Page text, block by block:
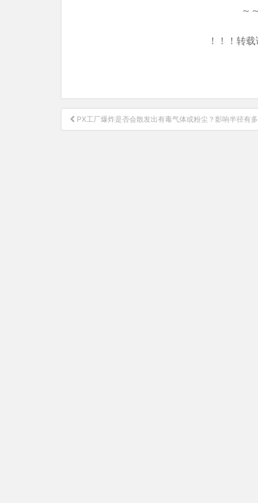
～
！！！转
文
章
PX工厂爆炸是否会散发出有毒气体或粉尘？影响半径有